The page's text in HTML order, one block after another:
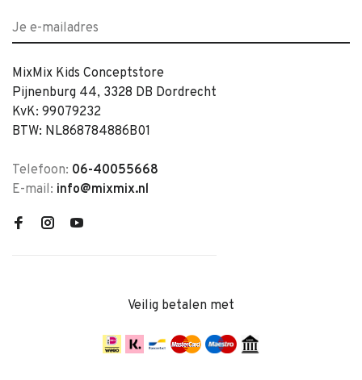
MixMix Kids Conceptstore
Pijnenburg 44, 3328 DB Dordrecht
KvK: 99079232
BTW: NL868784886B01
Telefoon: 06-40055668
E-mail: info@mixmix.nl
Veilig betalen met